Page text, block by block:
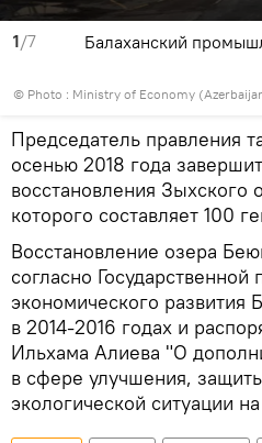
1/7
© Photo : Ministry of Economy
Балаханский
Председатель правления
осенью 2018 года
восстановления Зыхского
которого составляет 100
Восстановление озера
согласно
экономического развития
в 2014-2016 годах и
Ильхама Алиева "О
в сфере улучшения,
экологической ситуации